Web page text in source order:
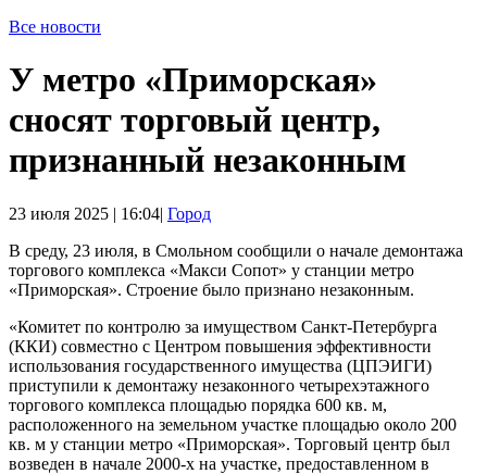
Все новости
У метро «Приморская»
сносят торговый центр,
признанный незаконным
23 июля 2025 | 16:04| Город
В среду, 23 июля, в Смольном сообщили о начале демонтажа
торгового комплекса «Макси Сопот» у станции метро
«Приморская». Строение было признано незаконным.
«Комитет по контролю за имуществом Санкт-Петербурга
(ККИ) совместно с Центром повышения эффективности
использования государственного имущества (ЦПЭИГИ)
приступили к демонтажу незаконного четырехэтажного
торгового комплекса площадью порядка 600 кв. м,
расположенного на земельном участке площадью около 200
кв. м у станции метро «Приморская». Торговый центр был
возведен в начале 2000-х на участке, предоставленном в